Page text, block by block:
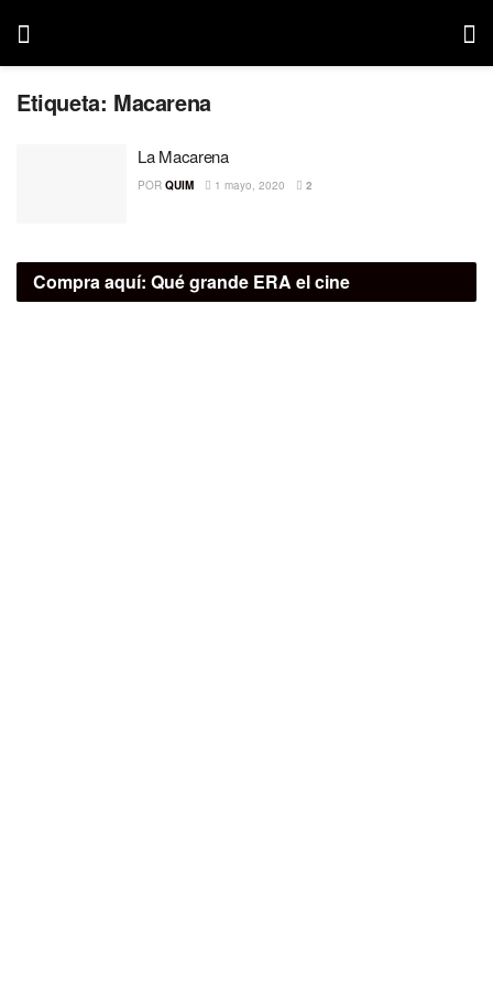
Etiqueta: Macarena
La Macarena
POR QUIM 1 mayo, 2020 2
Compra aquí: Qué grande ERA el cine